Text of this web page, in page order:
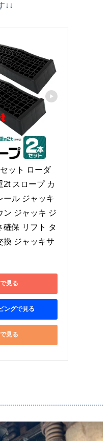
↓↓
ット ローダ
2t スロープ カ
ール ジャッキ
ン ジャッキ ジ
確保 リフト タ
換 ジャッキサ
見る
ングで見る
見る